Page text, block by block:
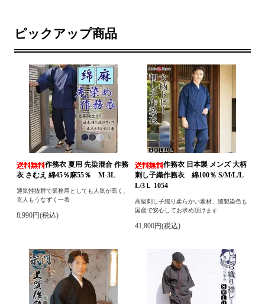
ピックアップ商品
作務衣 夏用 先染混合 作務
衣 さむえ 綿45％麻55％ M-3L
通気性抜群で業務用としても人気が高く、
玄人もうなずく一着
8,990円(税込)
作務衣 日本製 メンズ 大柄
刺し子織作務衣 綿100％ S/M/L/L
L/3Ｌ 1054
高級刺し子織り柔らかい素材、縫製染色も
国産で安心してお求め頂けます
41,800円(税込)